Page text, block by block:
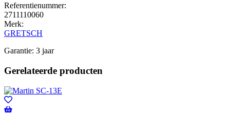
Referentienummer:
2711110060
Merk:
GRETSCH
Garantie: 3 jaar
Gerelateerde producten